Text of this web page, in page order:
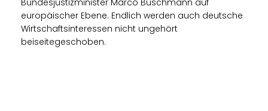
Bundesjustizminister Marco Buschmann auf
europäischer Ebene. Endlich werden auch deutsche
Wirtschaftsinteressen nicht ungehört
beiseitegeschoben.